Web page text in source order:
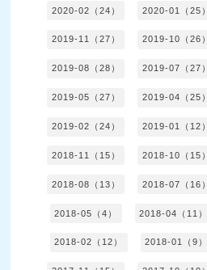
2020-02（24） 2020-01（25）
2019-11（27） 2019-10（26）
2019-08（28） 2019-07（27）
2019-05（27） 2019-04（25）
2019-02（24） 2019-01（12）
2018-11（15） 2018-10（15）
2018-08（13） 2018-07（16）
2018-05（4） 2018-04（11）
2018-02（12） 2018-01（9）